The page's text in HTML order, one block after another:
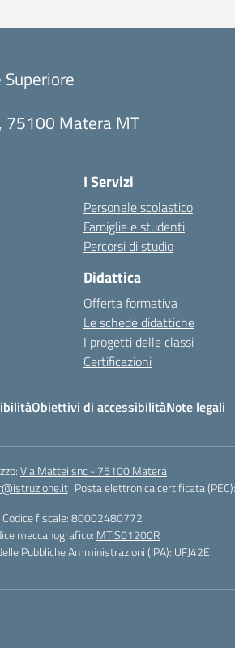
75100 Matera MT
I Servizi
Personale scolastico
Famiglie e studenti
Percorsi di studio
Didattica
Offerta formativa
Le schede didattiche
I progetti delle classi
Certificazioni
Obiettivi di accessibilitàNote legali
Via Mattei snc - 75100 Matera
Posta elettronica certificata (PEC):
Codice fiscale: 80002480772
meccanografico: MTIS01200R
Pubbliche Amministrazioni (IPA): UFJ42E